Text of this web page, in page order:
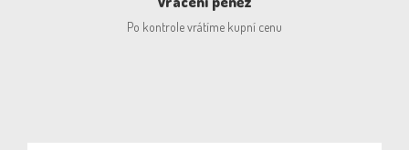
Po kontrole vrátíme kupní cenu